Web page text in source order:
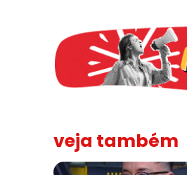
veja também
Solidariedade ao jornalista